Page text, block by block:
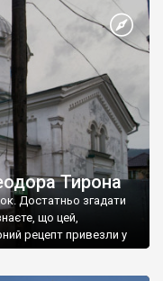
Тирона
Достатньо згадати
що цей,
рецепт привезли у